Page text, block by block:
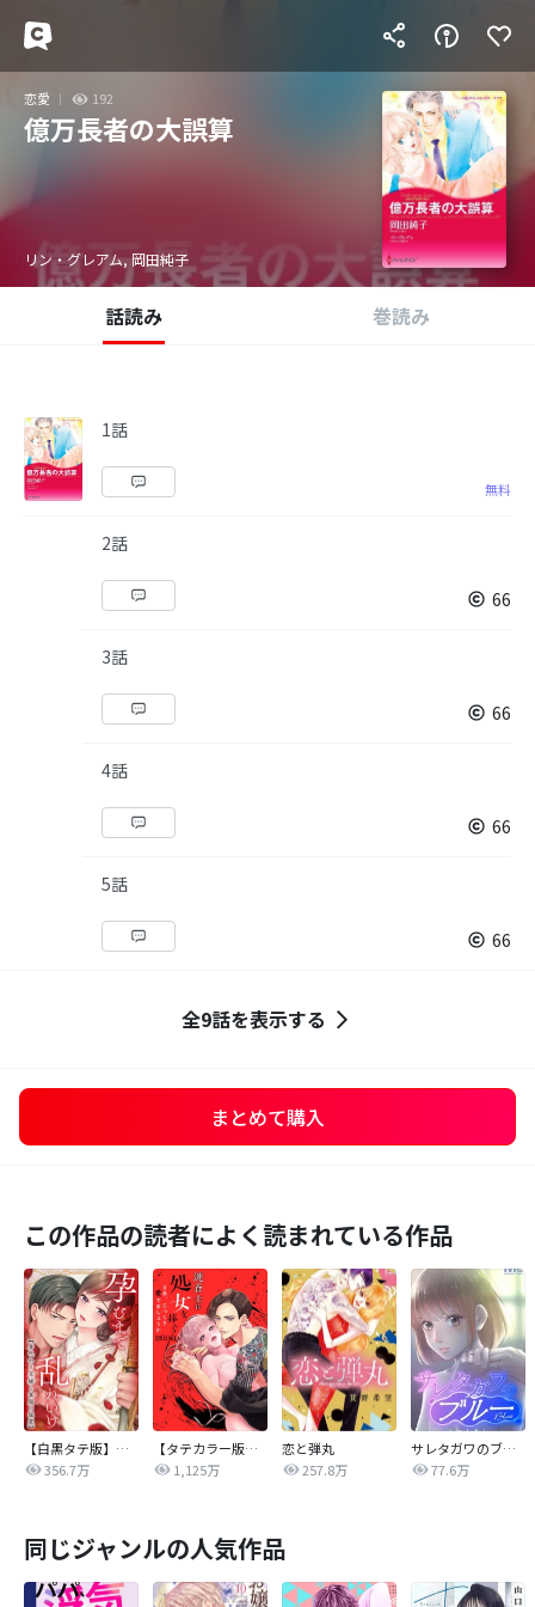
恋愛 192
億万長者の大誤算
リン・グレアム, 岡田純子
話読み 巻読み
1話
無料
2話
66
3話
66
4話
66
5話
66
全9話を表示する
まとめて購入
この作品の読者によく読まれている作品
【白黒タテ版】孕むまで乱れいけ～身代わり花嫁と軍服の猛愛
356.7万
【タテカラー版】漣蒼士に処女を捧ぐ～さあ、じっくり愛でましょうか
1,125万
恋と弾丸
257.8万
サレタガワのブルー【タテヨミ】
77.6万
同じジャンルの人気作品